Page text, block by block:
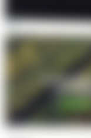
Über Uns
Kontakt